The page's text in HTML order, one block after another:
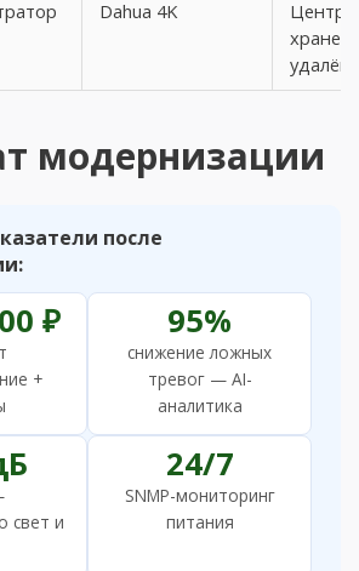
Dahua 4K
Центр
модернизации
после
₽
+
95%
снижение ложных
тревог — AI-
аналитика
свет и
24/7
SNMP-мониторинг
питания